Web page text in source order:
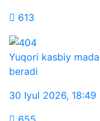
613
Yuqori kasbiy
beradi
30 Iyul 2026, 18:49